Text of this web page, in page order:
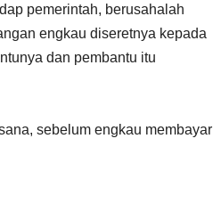
pemerintah, berusahalah
engkau diseretnya kepada
dan pembantu itu
sebelum engkau membayar